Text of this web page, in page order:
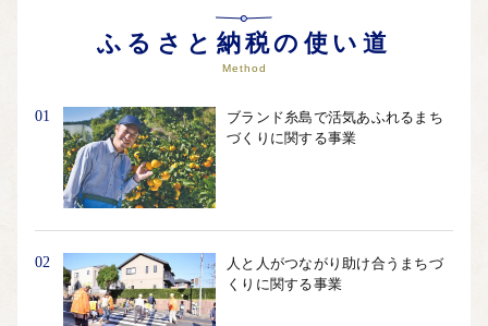
ふるさと納税の使い道
Method
01
ブランド糸島で活気あふれるまち
づくりに関する事業
02
人と人がつながり助け合うまちづ
くりに関する事業